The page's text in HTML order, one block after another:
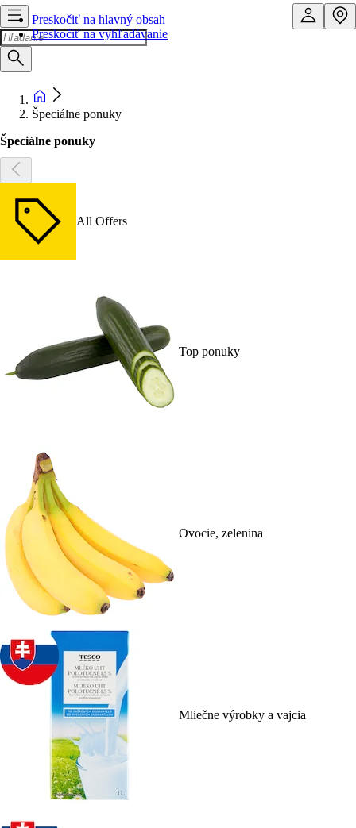
Preskočiť na hlavný obsah
Preskočiť na vyhľadávanie
Špeciálne ponuky
Špeciálne ponuky
All Offers
Top ponuky
Ovocie, zelenina
Mliečne výrobky a vajcia